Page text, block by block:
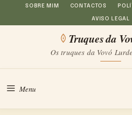
Saltar
para
conteúdo
SOBRE MIM CONTACTOS
AVISO LEGAL
Truques da
Os truques da Vovó
Menu